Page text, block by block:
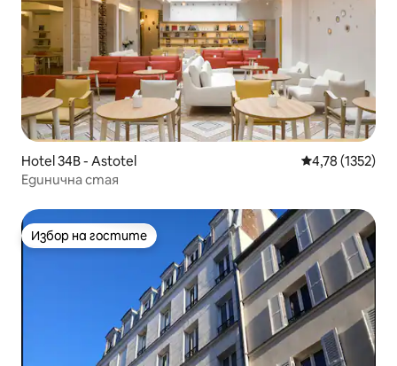
Hotel 34B - Astotel Средна
4,78 (1352)
Единична стая
Избор на гостите
Избор на гостите